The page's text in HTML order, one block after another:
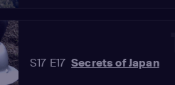
S17 E17 Secrets of Japan